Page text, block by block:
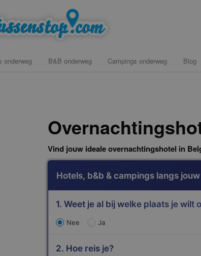
campings en b&b onderweg voor een tussenstop
onderweg B&B onderweg Campings onderweg Blog
Vind jouw ideale overnachtingshotel in
Hotels, b&b & campings langs
1. Weet je al bij welke plaats je wilt
Nee Ja
2. Hoe reis je?